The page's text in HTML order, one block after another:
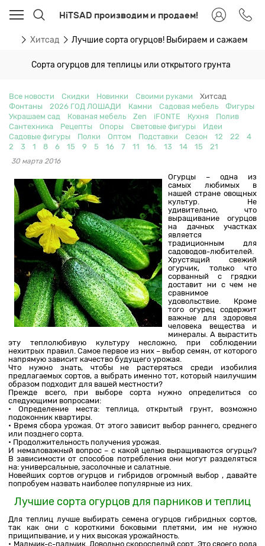
HiTSAD производим и продаем!
Хитсад Лучшие сорта огурцов! Выбираем и сажаем
Сорта огурцов для теплицы или открытого грунта
Все новости Скидки Новинки Своими руками
Хитсад
Фонтаны
2026 ГОД ЛОШАДИ Камни Садовая мебель
Фигуры
Украшаем сад
Кованая мебель Zen iFONTE Кухня
Полив
Сантехника
Рецепты Опоры Световые фигуры
Идеи
Садовые фигуры
Полки Оптом Подставки Сезон 12 22
4
2
3 1 8 6 15 9 5 16 7 11 16. 13 14 15 21
30 марта 2016
Огурцы – одна из
самых любимых в
нашей стране овощных
культур. Не
удивительно, что
выращивание огурцов
на дачных участках
является
традиционным для
садоводов-любителей.
Хрустящий свежий
огурчик, только что
сорванный с грядки
доставит ни с чем не
сравнимое
удовольствие. Кроме
того огурец содержит
важные для здоровья
человека вещества и
минералы. А вырастить
эту теплолюбивую культуру несложно, при соблюдении
нехитрых правил. Самое первое из них – выбор семян, от которого
напрямую зависит качество будущего урожая.
Что нужно знать, чтобы не растеряться среди изобилия
предлагаемых сортов, а выбрать именно тот, который наилучшим
образом подходит для вашей местности?
Прежде всего, при выборе сорта нужно определиться со
следующими вопросами:
• Определение места: теплица, открытый грунт, возможно
подоконник квартиры.
• Время сбора урожая. От этого зависит выбор раннего, среднего
или позднего сорта.
• Продолжительность получения урожая.
И немаловажный вопрос – с какой целью выращиваются огурцы?
В зависимости от способов потребления они могут разделяться
на: универсальные, засолочные и салатные.
Новейших сортов огурцов и гибридов огромный выбор , давайте
попробуем назвать наиболее популярные из них.
Лучшие сорта огурцов для парников и теплиц
Для теплиц лучше выбирать семена огурцов гибридных сортов,
так как они с короткими боковыми плетями, им не нужно
прищипывание, и у них высокая урожайность.
• Мальчик-с-пальчик. Довольно скороспелый сорт. Это своего рода